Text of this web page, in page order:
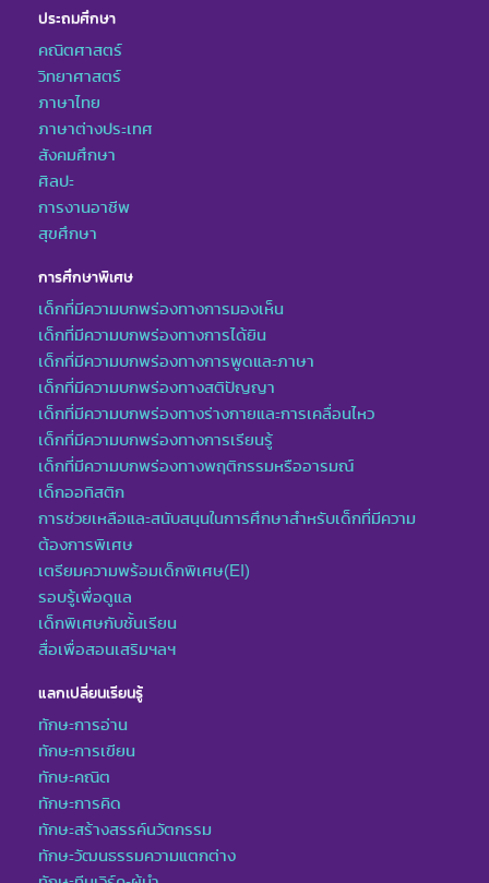
ประถมศึกษา
คณิตศาสตร์
วิทยาศาสตร์
ภาษาไทย
ภาษาต่างประเทศ
สังคมศึกษา
ศิลปะ
การงานอาชีพ
สุขศึกษา
การศึกษาพิเศษ
เด็กที่มีความบกพร่องทางการมองเห็น
เด็กที่มีความบกพร่องทางการได้ยิน
เด็กที่มีความบกพร่องทางการพูดและภาษา
เด็กที่มีความบกพร่องทางสติปัญญา
เด็กที่มีความบกพร่องทางร่างกายและการเคลื่อนไหว
เด็กที่มีความบกพร่องทางการเรียนรู้
เด็กที่มีความบกพร่องทางพฤติกรรมหรืออารมณ์
เด็กออทิสติก
การช่วยเหลือและสนับสนุนในการศึกษาสำหรับเด็กที่มีความ
ต้องการพิเศษ
เตรียมความพร้อมเด็กพิเศษ(EI)
รอบรู้เพื่อดูแล
เด็กพิเศษกับชั้นเรียน
สื่อเพื่อสอนเสริมฯลฯ
แลกเปลี่ยนเรียนรู้
ทักษะการอ่าน
ทักษะการเขียน
ทักษะคณิต
ทักษะการคิด
ทักษะสร้างสรรค์นวัตกรรม
ทักษะวัฒนธรรมความแตกต่าง